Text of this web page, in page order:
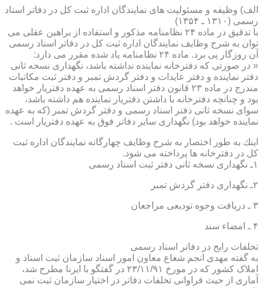
الف) وظیفه و مسئولیت های نمایندگان اداره ثبت كل در دفاتر اسناد
رسمی (۱۳۱۰ ـ ۱۳۵۴)
با تدقیق در ماده ۲۴ نظامنامه مذكور و استفاده از براهین عقلی می
توان به شرح وظایف نمایندگان اداره ثبت كل در دفاتر اسناد رسمی
آن روزگار پی برد. ماده ۲۴ نظامنامه یاد شده مقرر می دارد:
« در صورتی كه دفترخانه نماینده نداشته باشد، نگهداری نسخه ثانی
دفتر نماینده و دفتر عایدات و دفتر گردش تمبر و دفتر ثبت مكاتبات
مندرج در ماده ۲۳ قانون دفتر اسناد رسمی به عهده دفتریار خواهد
بود و چنانچه دفترخانه با داشتن دفتریار نماینده هم داشته باشد،
سوای نسخه ثانی دفتر اسناد رسمی و دفتر گردش تمبر (كه به عهده
نماینده خواهد بود) نگهداری سایر دفاتر فوق به عهده دفتریار است .
اینك به طور اختصار به شرح وظایف چهارگانه نمایندگان اداره ثبت
كل در دفترخانه ها پرداخته می شود.
۱ـ نگهداری نسخه ثانی دفتر ثبت اسناد رسمی
۲ـ نگهداری دفتر گردش تمبر
۳ ـ دریافت وجوه تودیعی مراجعان
۴ ـ امضاء سند
تخلفات رایج در دفاتر اسناد رسمی
به گفته مهدی انجم شعاع معاون امور اسناد سازمان ثبت اسناد و
املاک کشور که در مورخ ۲۳/۱۱/۹۱ در گفتگو با ایرنا مطرح شد،
آماری از حیث فراوانی تخلفات دفاتر در اختیار سازمان ثبت نمی